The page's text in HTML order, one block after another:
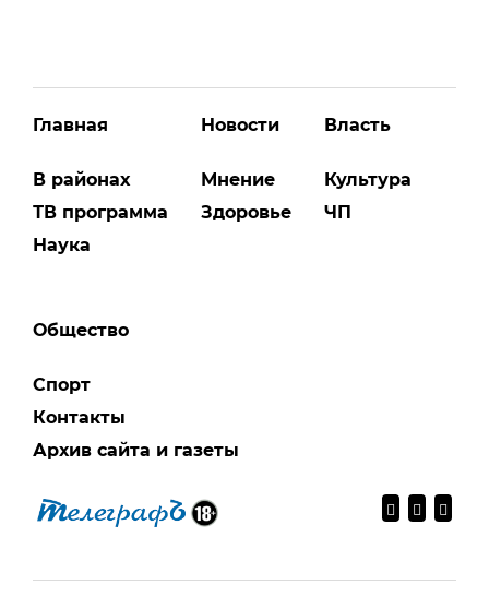
Главная
В районах
ТВ программа
Наука
Новости
Мнение
Здоровье
Власть
Культура
ЧП
Общество
Спорт
Контакты
Архив сайта и газеты